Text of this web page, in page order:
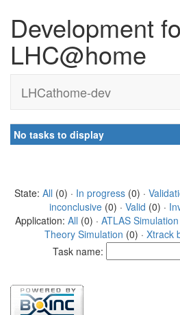
Development
LHC@home
LHCathome-dev
No tasks to display
State: All (0) · In progress(0) ·
inconclusive (0) · Valid (0) ·
Application: All (0) · ATLAS Simulation
Theory Simulation (0) · Xtrack
Task name: